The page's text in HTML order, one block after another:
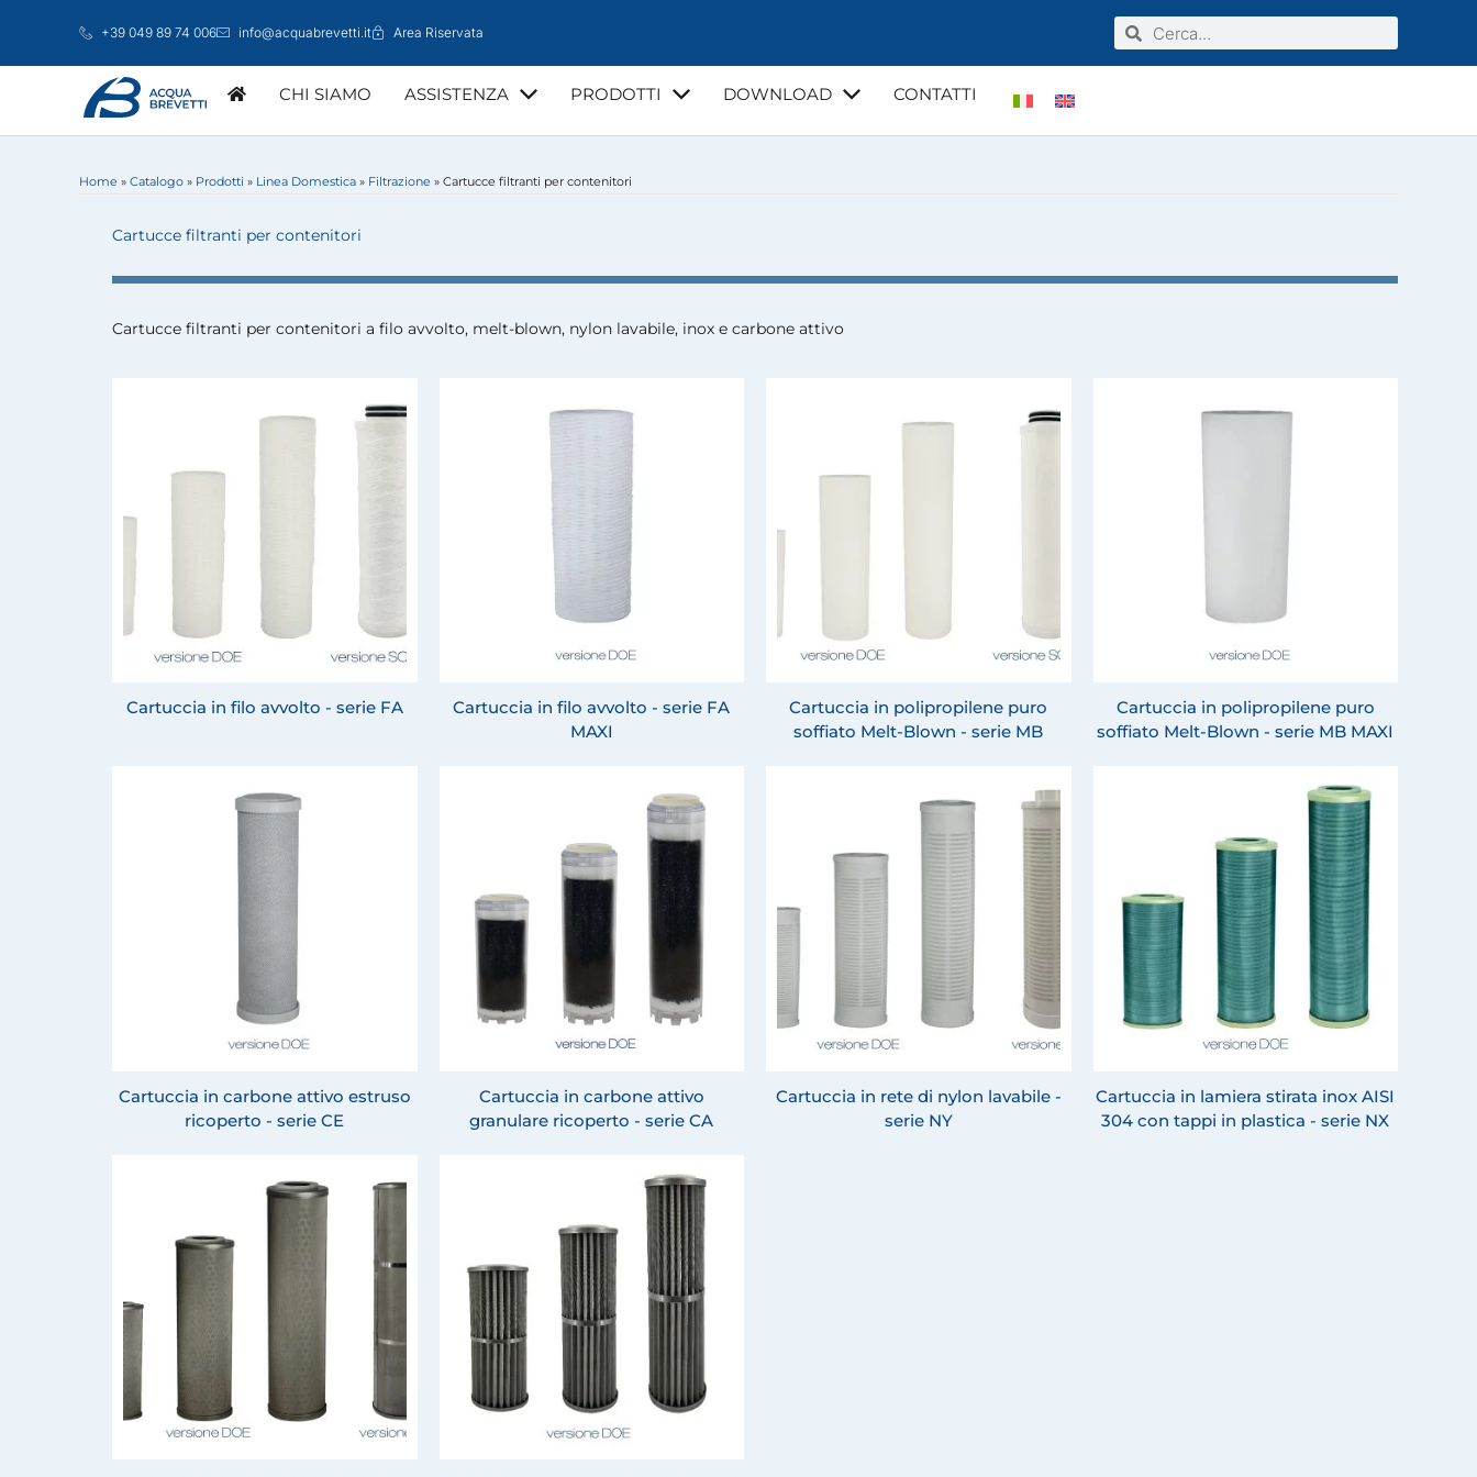
+39 049 89 74 006 info@acquabrevetti.it Area Riservata CercaCerca
CHI SIAMO ASSISTENZA
GROSSISTI STUDI TECNICI INSTALLATORI
PRODOTTI DOWNLOAD CONTATTI
Home » Catalogo » Prodotti » Linea Domestica » Filtrazione » Cartucce filtranti per contenitori
Cartucce filtranti per contenitori
Cartucce filtranti per contenitori a filo avvolto, melt-blown, nylon lavabile, inox e carbone attivo
Cartuccia in filo avvolto - serie FA
Cartuccia in filo avvolto - serie FA
MAXI
Cartuccia in polipropilene puro
soffiato Melt-Blown - serie MB
Cartuccia in polipropilene puro
soffiato Melt-Blown - serie MB MAXI
Cartuccia in carbone attivo estruso
ricoperto - serie CE
Cartuccia in carbone attivo
granulare ricoperto - serie CA
Cartuccia in rete di nylon lavabile -
serie NY
Cartuccia in lamiera stirata inox AISI
304 con tappi in plastica - serie NX